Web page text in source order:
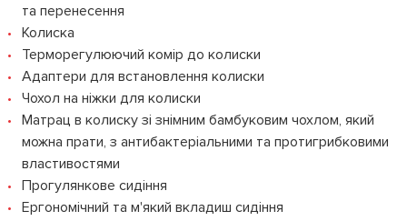
та перенесення
Колиска
Терморегулюючий комір до колиски
Адаптери для встановлення колиски
Чохол на ніжки для колиски
Матрац в колиску зі знімним бамбуковим чохлом, який
можна прати, з антибактеріальними та протигрибковими
властивостями
Прогулянкове сидіння
Ергономічний та м'який вкладиш сидіння